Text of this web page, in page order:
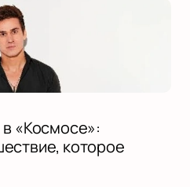
«Космосе»:
которое